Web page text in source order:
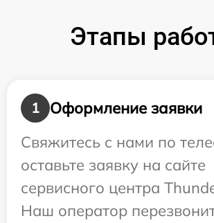
Этапы
1
Оформление заявки
Свяжитесь с нами по
оставьте заявку на сайте
сервисного центра
Наш оператор